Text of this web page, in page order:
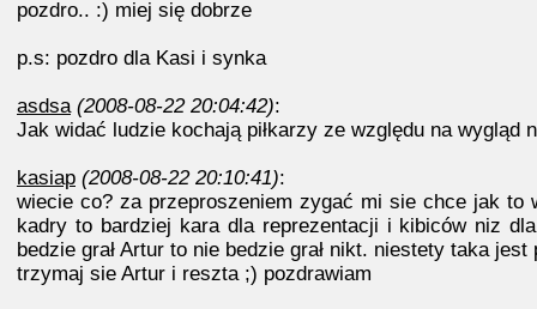
pozdro.. :) miej się dobrze
p.s: pozdro dla Kasi i synka
asdsa (2008-08-22 20:04:42):
Jak widać ludzie kochają piłkarzy ze względu na wygląd
kasiap (2008-08-22 20:10:41):
wiecie co? za przeproszeniem zygać mi sie chce jak to
kadry to bardziej kara dla reprezentacji i kibiców niz
bedzie grał Artur to nie bedzie grał nikt. niestety taka jest
trzymaj sie Artur i reszta ;) pozdrawiam